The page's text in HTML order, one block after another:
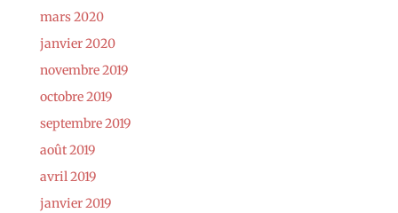
mars 2020
janvier 2020
novembre 2019
octobre 2019
septembre 2019
août 2019
avril 2019
janvier 2019